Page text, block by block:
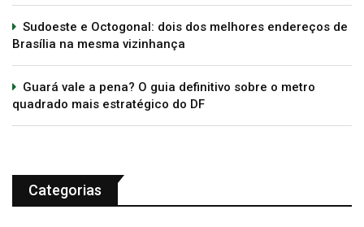
Sudoeste e Octogonal: dois dos melhores endereços de
Brasília na mesma vizinhança
Guará vale a pena? O guia definitivo sobre o metro
quadrado mais estratégico do DF
Categorias